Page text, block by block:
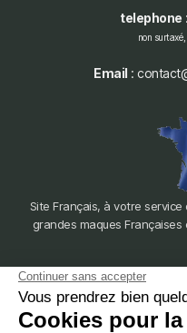
telephone
non
Email :
Site Français, à votre
grandes maques